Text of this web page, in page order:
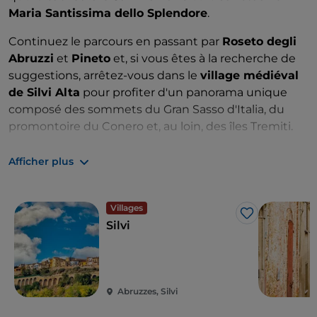
Maria Santissima dello Splendore.
Continuez le parcours en passant par Roseto degli
Abruzzi et Pineto et, si vous êtes à la recherche de
suggestions, arrêtez-vous dans le village médiéval
de Silvi Alta pour profiter d'un panorama unique
composé des sommets du Gran Sasso d'Italia, du
promontoire du Conero et, au loin, des îles Tremiti.
En chemin, vous pouvez également vous arrêter à la
site de l'ancien port d'Atri. La tour est située dans
une zone marine protégée entre la mer, les dunes
de sable et la pinède où, entre avril et mai, niche le
Fratino, un petit oiseau rare dont il n'existe qu'entre
1 600 et 2 000 couples en Italie.
Afficher plus
Villages
J’aime
Silvi
Abruzzes, Silvi